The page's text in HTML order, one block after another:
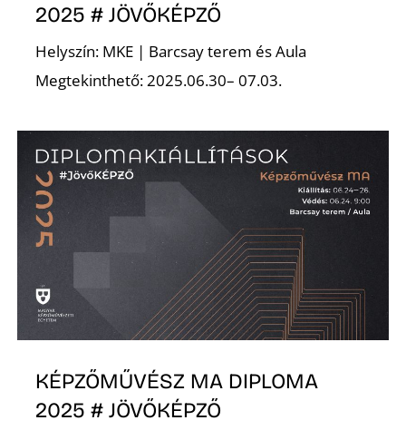
2025 # JÖVŐKÉPZŐ
Helyszín: MKE | Barcsay terem és Aula
Megtekinthető: 2025.06.30– 07.03.
KÉPZŐMŰVÉSZ MA DIPLOMA
2025 # JÖVŐKÉPZŐ